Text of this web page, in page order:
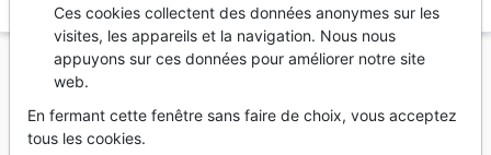
Accueil eBooks
Doctrine
- pdf
Ces cookies collectent des données anonymes sur les
visites, les appareils et la navigation. Nous nous
appuyons sur ces données pour améliorer notre site
web.
En fermant cette fenêtre sans faire de choix, vous acceptez
tous les cookies.